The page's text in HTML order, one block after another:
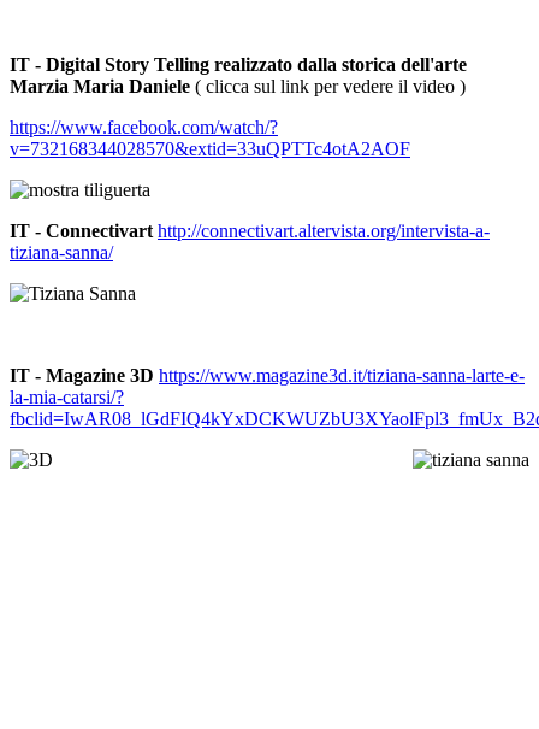
IT - Digital Story Telling realizzato dalla storica dell'arte
Marzia Maria Daniele ( clicca sul link per vedere il video )
https://www.facebook.com/watch/?
v=732168344028570&extid=33uQPTTc4otA2AOF
IT - Connectivart http://connectivart.altervista.org/intervista-a-
tiziana-sanna/
IT - Magazine 3D https://www.magazine3d.it/tiziana-sanna-larte-e-
la-mia-catarsi/?